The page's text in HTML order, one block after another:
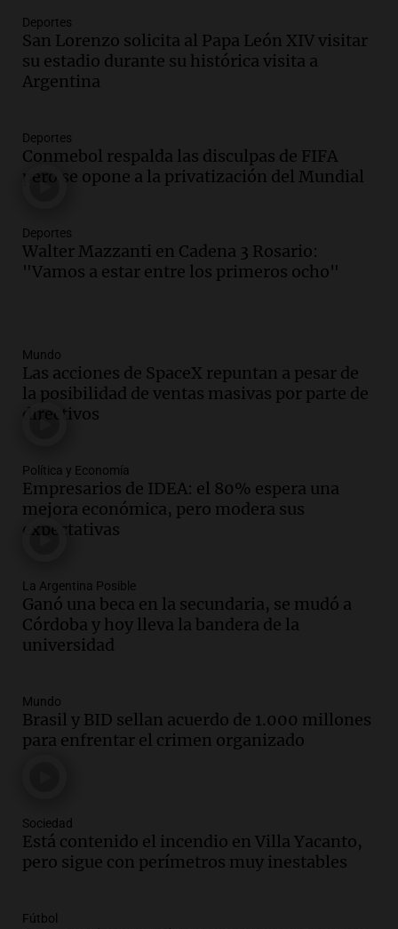
Deportes
San Lorenzo solicita al Papa León XIV visitar
su estadio durante su histórica visita a
Argentina
Deportes
Conmebol respalda las disculpas de FIFA
pero se opone a la privatización del Mundial
Deportes
Walter Mazzanti en Cadena 3 Rosario:
"Vamos a estar entre los primeros ocho"
Mundo
Las acciones de SpaceX repuntan a pesar de
la posibilidad de ventas masivas por parte de
directivos
Política y Economía
Empresarios de IDEA: el 80% espera una
mejora económica, pero modera sus
expectativas
La Argentina Posible
Ganó una beca en la secundaria, se mudó a
Córdoba y hoy lleva la bandera de la
universidad
Mundo
Brasil y BID sellan acuerdo de 1.000 millones
para enfrentar el crimen organizado
Sociedad
Está contenido el incendio en Villa Yacanto,
pero sigue con perímetros muy inestables
Fútbol